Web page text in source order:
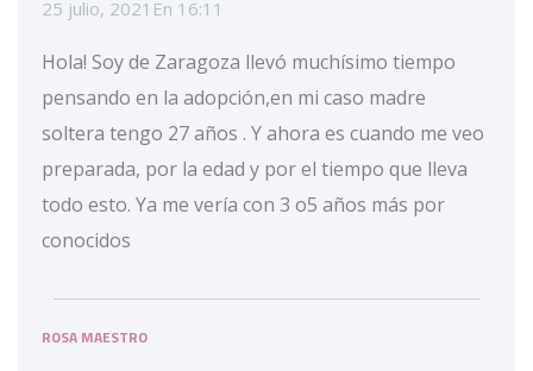
25 julio, 2021 En 16:11
Hola! Soy de Zaragoza llevó muchísimo tiempo
pensando en la adopción,en mi caso madre
soltera tengo 27 años . Y ahora es cuando me veo
preparada, por la edad y por el tiempo que lleva
todo esto. Ya me vería con 3 o5 años más por
conocidos
ROSA MAESTRO